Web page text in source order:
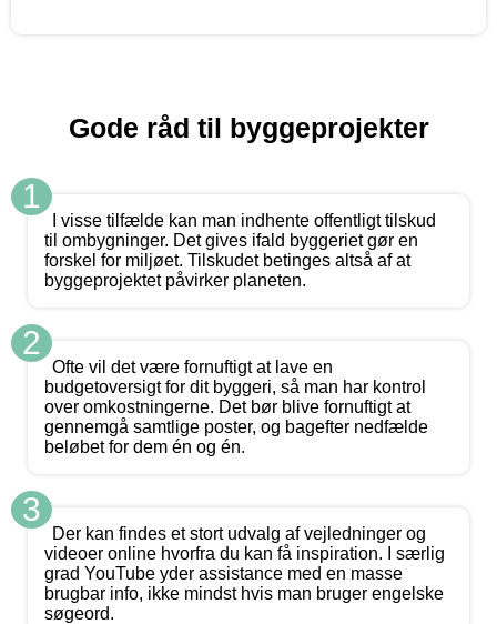
Gode råd til byggeprojekter
1
I visse tilfælde kan man indhente offentligt tilskud
til ombygninger. Det gives ifald byggeriet gør en
forskel for miljøet. Tilskudet betinges altså af at
byggeprojektet påvirker planeten.
2
Ofte vil det være fornuftigt at lave en
budgetoversigt for dit byggeri, så man har kontrol
over omkostningerne. Det bør blive fornuftigt at
gennemgå samtlige poster, og bagefter nedfælde
beløbet for dem én og én.
3
Der kan findes et stort udvalg af vejledninger og
videoer online hvorfra du kan få inspiration. I særlig
grad YouTube yder assistance med en masse
brugbar info, ikke mindst hvis man bruger engelske
søgeord.